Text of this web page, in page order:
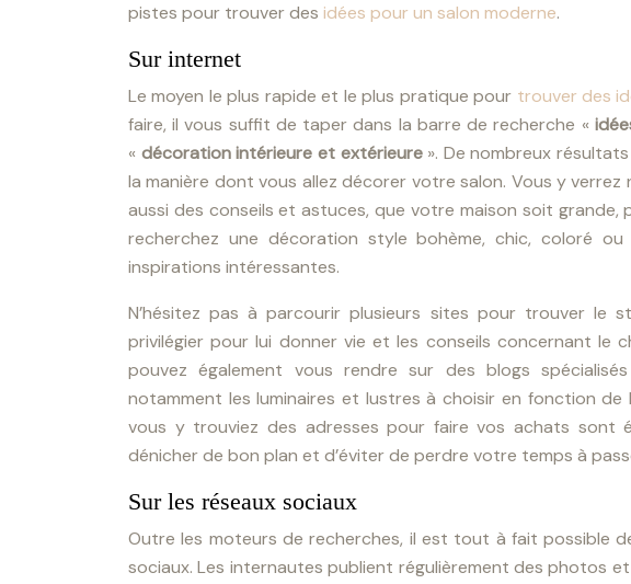
pistes pour trouver des idées pour un salon moderne.
Sur internet
Le moyen le plus rapide et le plus pratique pour trouver des
faire, il vous suffit de taper dans la barre de recherche «
« décoration intérieure et extérieure». De nombreux
la manière dont vous allez décorer votre salon. Vous y
aussi des conseils et astuces, que votre maison soit
recherchez une décoration style bohème, chic, coloré
inspirations intéressantes.
N’hésitez pas à parcourir plusieurs sites pour trouver le
privilégier pour lui donner vie et les conseils concernant le
pouvez également vous rendre sur des blogs
notamment les luminaires et lustres à choisir en fonction
vous y trouviez des adresses pour faire vos achats sont
dénicher de bon plan et d’éviter de perdre votre temps à
Sur les réseaux sociaux
Outre les moteurs de recherches, il est tout à fait possible
sociaux. Les internautes publient régulièrement des photos et